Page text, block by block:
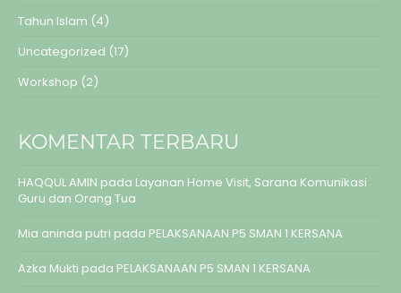
Tahun Islam (4)
Uncategorized (17)
Workshop (2)
KOMENTAR TERBARU
HAQQUL AMIN pada Layanan Home Visit, Sarana Komunikasi
Guru dan Orang Tua
Mia aninda putri pada PELAKSANAAN P5 SMAN 1 KERSANA
Azka Mukti pada PELAKSANAAN P5 SMAN 1 KERSANA